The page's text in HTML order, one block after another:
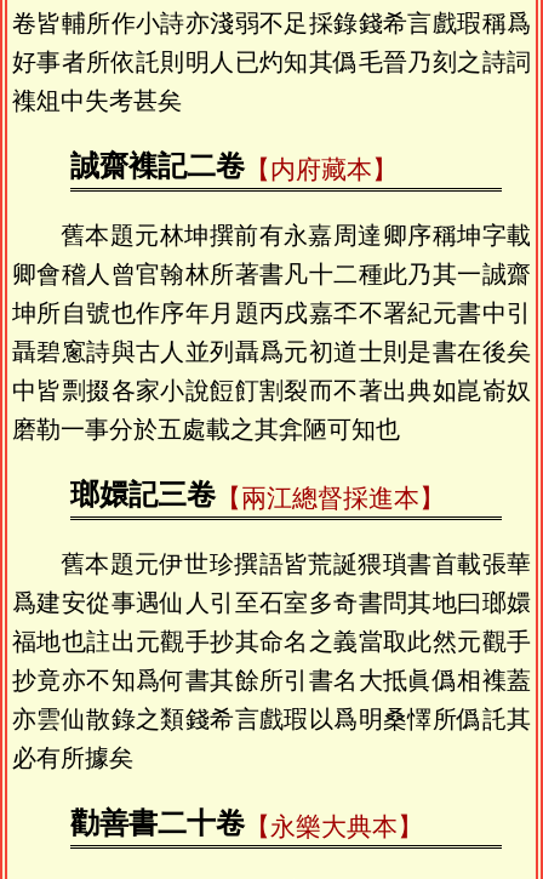
卷皆輔所作小詩亦淺弱不足採錄錢希言戲瑕稱爲
好事者所依託則明人已灼知其僞毛晉乃刻之詩詞
襍俎中失考甚矣
誠齋襍記二卷【内府藏本】
舊本題元林坤撰前有永嘉周達卿序稱坤字載
卿會稽人曾官翰林所著書凡十二種此乃其一誠齋
坤所自號也作序年月題丙戌嘉㔻不署紀元書中引
聶碧窻詩與古人並列聶爲元初道士則是書在後矣
中皆剽掇各家小說餖飣割裂而不著出典如崑嵛奴
磨勒一事分於五處載之其弇陋可知也
瑯嬛記三卷【兩江總督採進本】
舊本題元伊世珍撰語皆荒誕猥瑣書首載張華
爲建安從事遇仙人引至石室多奇書問其地曰瑯嬛
福地也註出元觀手抄其命名之義當取此然元觀手
抄竟亦不知爲何書其餘所引書名大抵眞僞相襍蓋
亦雲仙散錄之類錢希言戲瑕以爲明桑懌所僞託其
必有所據矣
勸善書二十卷【永樂大典本】